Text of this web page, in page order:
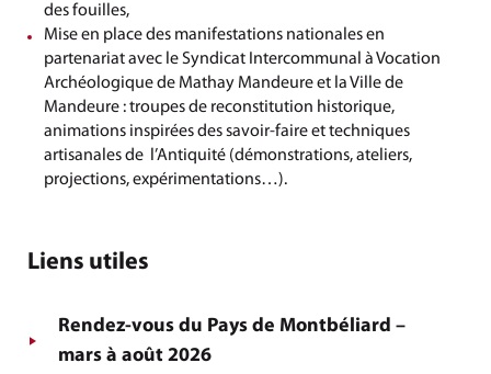
des fouilles,
Mise en place des manifestations nationales en
partenariat avec le Syndicat Intercommunal à Vocation
Archéologique de Mathay Mandeure et la Ville de
Mandeure : troupes de reconstitution historique,
animations inspirées des savoir-faire et techniques
artisanales de l’Antiquité (démonstrations, ateliers,
projections, expérimentations…).
Liens utiles
Rendez-vous du Pays de Montbéliard –
mars à août 2026